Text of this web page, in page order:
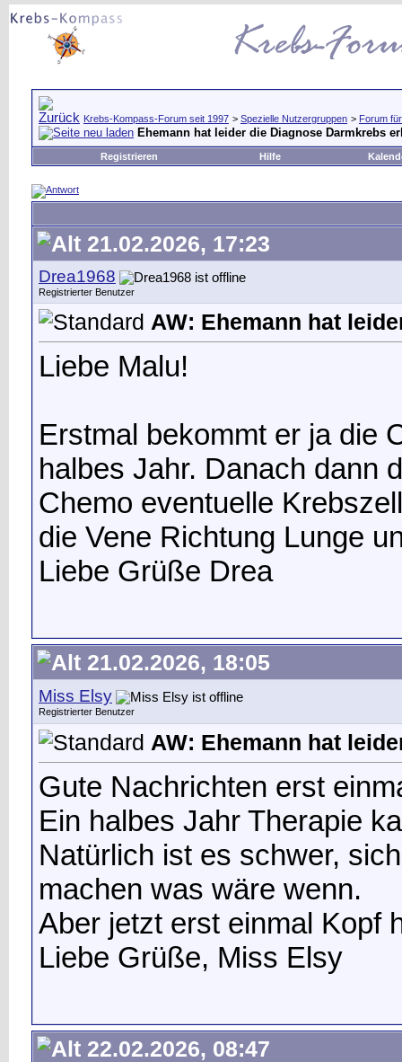
Krebs-Kompass-Forum seit 1997 > Spezielle Nutzergruppen > Forum
Ehemann hat leider die Diagnose Darmkrebs
Registrieren Hilfe
21.02.2026, 17:23
Drea1968
Registrierter Benutzer
AW: Ehemann hat
Liebe Malu!
Erstmal bekommt er ja die
halbes Jahr. Danach dann
Chemo eventuelle
die Vene Richtung Lunge
Liebe Grüße Drea
21.02.2026, 18:05
Miss Elsy
Registrierter Benutzer
AW: Ehemann hat
Gute Nachrichten erst
Ein halbes Jahr Therapie
Natürlich ist es schwer,
machen was wäre wenn.
Aber jetzt erst einmal Kopf
Liebe Grüße, Miss Elsy
22.02.2026, 08:47